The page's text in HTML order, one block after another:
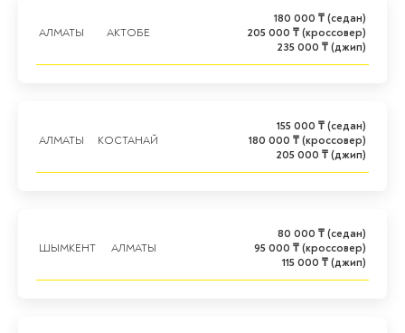
АЛМАТЫ АКТОБЕ
180 000 ₸ (седан)
205 000 ₸ (кроссовер)
235 000 ₸ (джип)
АЛМАТЫ КОСТАНАЙ
155 000 ₸ (седан)
180 000 ₸ (кроссовер)
205 000 ₸ (джип)
ШЫМКЕНТ АЛМАТЫ
80 000 ₸ (седан)
95 000 ₸ (кроссовер)
115 000 ₸ (джип)